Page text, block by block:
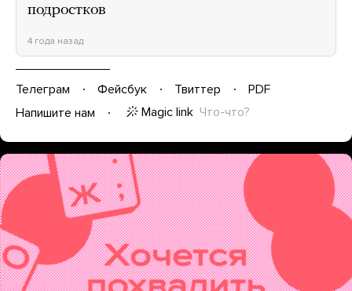
подростков
4 года назад
Телеграм Фейсбук Твиттер
PDF
Напишите нам
Magic link Что-что?